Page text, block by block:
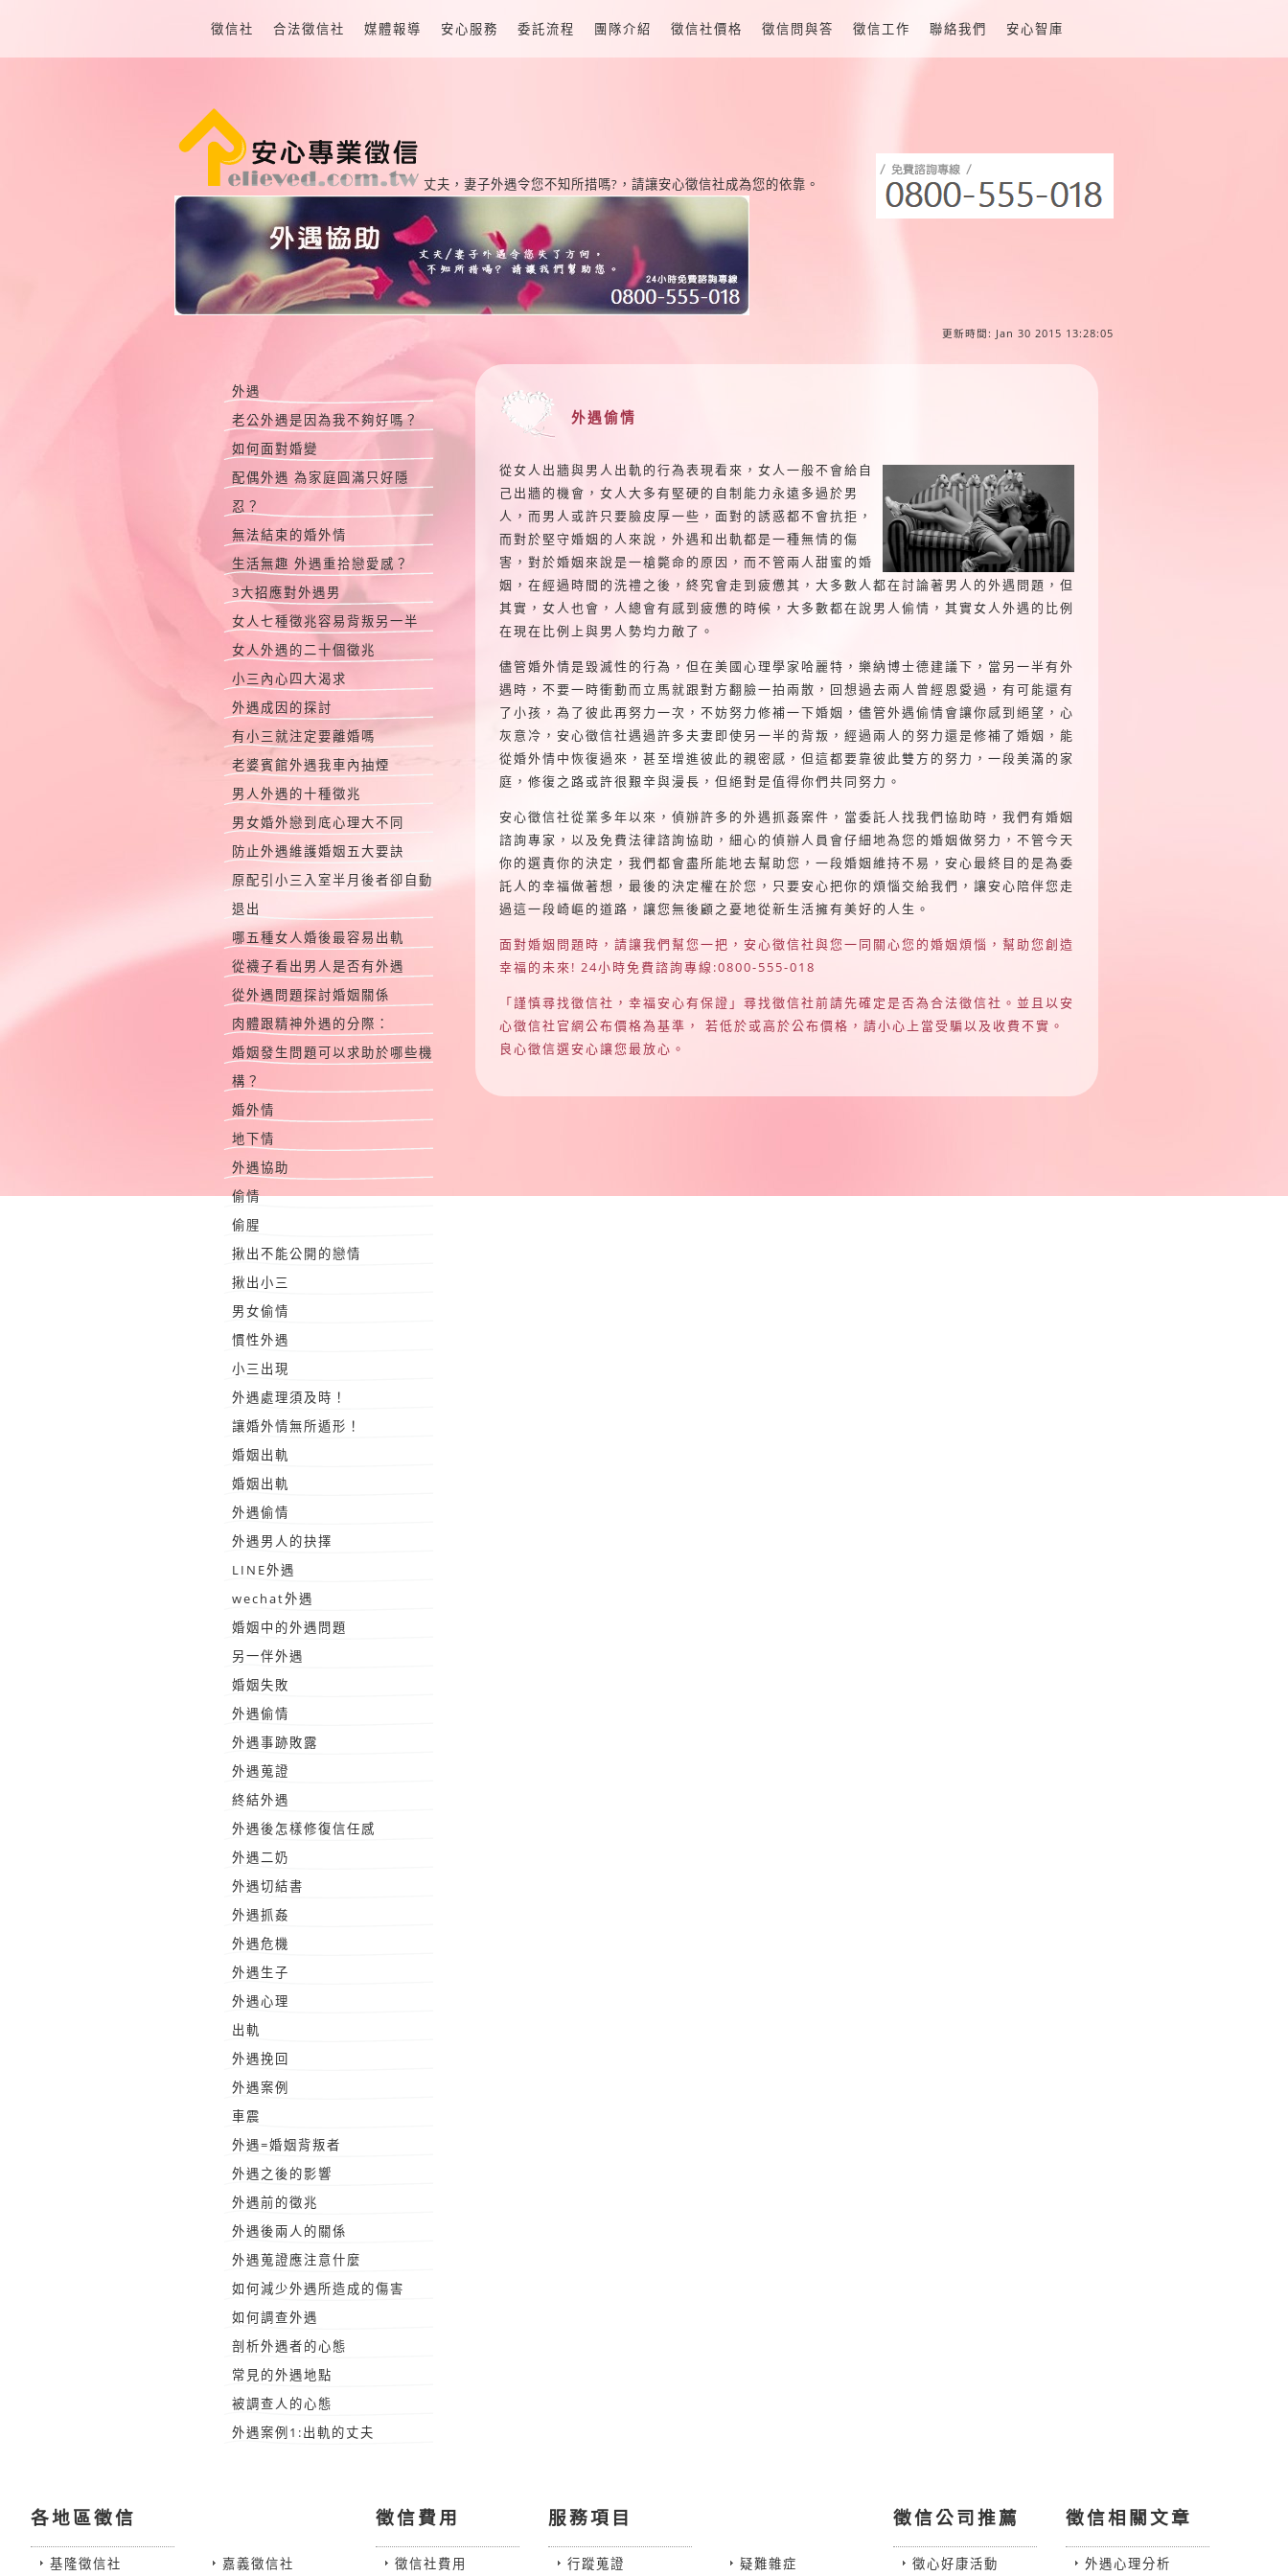
徵信社 合法徵信社 媒體報導 安心服務 委託流程 團隊介紹 徵信社價格 徵信問與答 徵信工作 聯絡我們 安心智庫
丈夫，妻子外遇令您不知所措嗎?，請讓安心徵信社成為您的依靠。
更新時間: Jan 30 2015 13:28:05
外遇
老公外遇是因為我不夠好嗎？
如何面對婚變
配偶外遇 為家庭圓滿只好隱
忍？
無法結束的婚外情
生活無趣 外遇重拾戀愛感？
3大招應對外遇男
女人七種徵兆容易背叛另一半
女人外遇的二十個徵兆
小三內心四大渴求
外遇成因的探討
有小三就注定要離婚嗎
老婆賓館外遇我車內抽煙
男人外遇的十種徵兆
男女婚外戀到底心理大不同
防止外遇維護婚姻五大要訣
原配引小三入室半月後者卻自動
退出
哪五種女人婚後最容易出軌
從襪子看出男人是否有外遇
從外遇問題探討婚姻關係
肉體跟精神外遇的分際：
婚姻發生問題可以求助於哪些機
構？
婚外情
地下情
外遇協助
偷情
偷腥
揪出不能公開的戀情
揪出小三
男女偷情
慣性外遇
小三出現
外遇處理須及時！
讓婚外情無所遁形！
婚姻出軌
婚姻出軌
外遇偷情
外遇男人的抉擇
LINE外遇
wechat外遇
婚姻中的外遇問題
另一伴外遇
婚姻失敗
外遇偷情
外遇事跡敗露
外遇蒐證
終結外遇
外遇後怎樣修復信任感
外遇二奶
外遇切結書
外遇抓姦
外遇危機
外遇生子
外遇心理
出軌
外遇挽回
外遇案例
車震
外遇=婚姻背叛者
外遇之後的影響
外遇前的徵兆
外遇後兩人的關係
外遇蒐證應注意什麼
如何減少外遇所造成的傷害
如何調查外遇
剖析外遇者的心態
常見的外遇地點
被調查人的心態
外遇案例1:出軌的丈夫
外遇偷情
從女人出牆與男人出軌的行為表現看來，女人一般不會給自
己出牆的機會，女人大多有堅硬的自制能力永遠多過於男
人，而男人或許只要臉皮厚一些，面對的誘惑都不會抗拒，
而對於堅守婚姻的人來說，外遇和出軌都是一種無情的傷
害，對於婚姻來說是一槍斃命的原因，而不管兩人甜蜜的婚
姻，在經過時間的洗禮之後，終究會走到疲憊其，大多數人都在討論著男人的外遇問題，但
其實，女人也會，人總會有感到疲憊的時候，大多數都在說男人偷情，其實女人外遇的比例
在現在比例上與男人勢均力敵了。
儘管婚外情是毀滅性的行為，但在美國心理學家哈麗特，樂納博士德建議下，當另一半有外
遇時，不要一時衝動而立馬就跟對方翻臉一拍兩散，回想過去兩人曾經恩愛過，有可能還有
了小孩，為了彼此再努力一次，不妨努力修補一下婚姻，儘管外遇偷情會讓你感到絕望，心
灰意冷，安心徵信社遇過許多夫妻即使另一半的背叛，經過兩人的努力還是修補了婚姻，能
從婚外情中恢復過來，甚至增進彼此的親密感，但這都要靠彼此雙方的努力，一段美滿的家
庭，修復之路或許很艱辛與漫長，但絕對是值得你們共同努力。
安心徵信社從業多年以來，偵辦許多的外遇抓姦案件，當委託人找我們協助時，我們有婚姻
諮詢專家，以及免費法律諮詢協助，細心的偵辦人員會仔細地為您的婚姻做努力，不管今天
你的選責你的決定，我們都會盡所能地去幫助您，一段婚姻維持不易，安心最終目的是為委
託人的幸福做著想，最後的決定權在於您，只要安心把你的煩惱交給我們，讓安心陪伴您走
過這一段崎嶇的道路，讓您無後顧之憂地從新生活擁有美好的人生。
面對婚姻問題時，請讓我們幫您一把，安心徵信社與您一同關心您的婚姻煩惱，幫助您創造
幸福的未來! 24小時免費諮詢專線:0800-555-018
「謹慎尋找徵信社，幸福安心有保證」尋找徵信社前請先確定是否為合法徵信社。並且以安
心徵信社官網公布價格為基準， 若低於或高於公布價格，請小心上當受騙以及收費不實。
良心徵信選安心讓您最放心。
各地區徵信
基隆徵信社 嘉義徵信社
徵信費用
徵信社費用
服務項目
行蹤蒐證 疑難雜症
徵信公司推薦
徵心好康活動
徵信相關文章
外遇心理分析